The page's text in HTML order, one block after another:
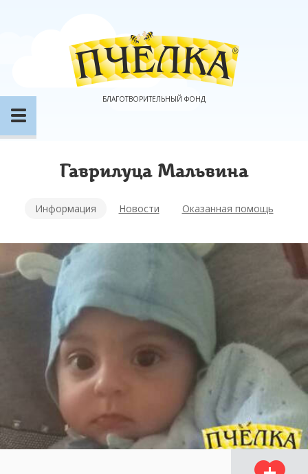
БЛАГОТВОРИТЕЛЬНЫЙ ФОНД
Гаврилуца Мальвина
Информация Новости Оказанная помощь